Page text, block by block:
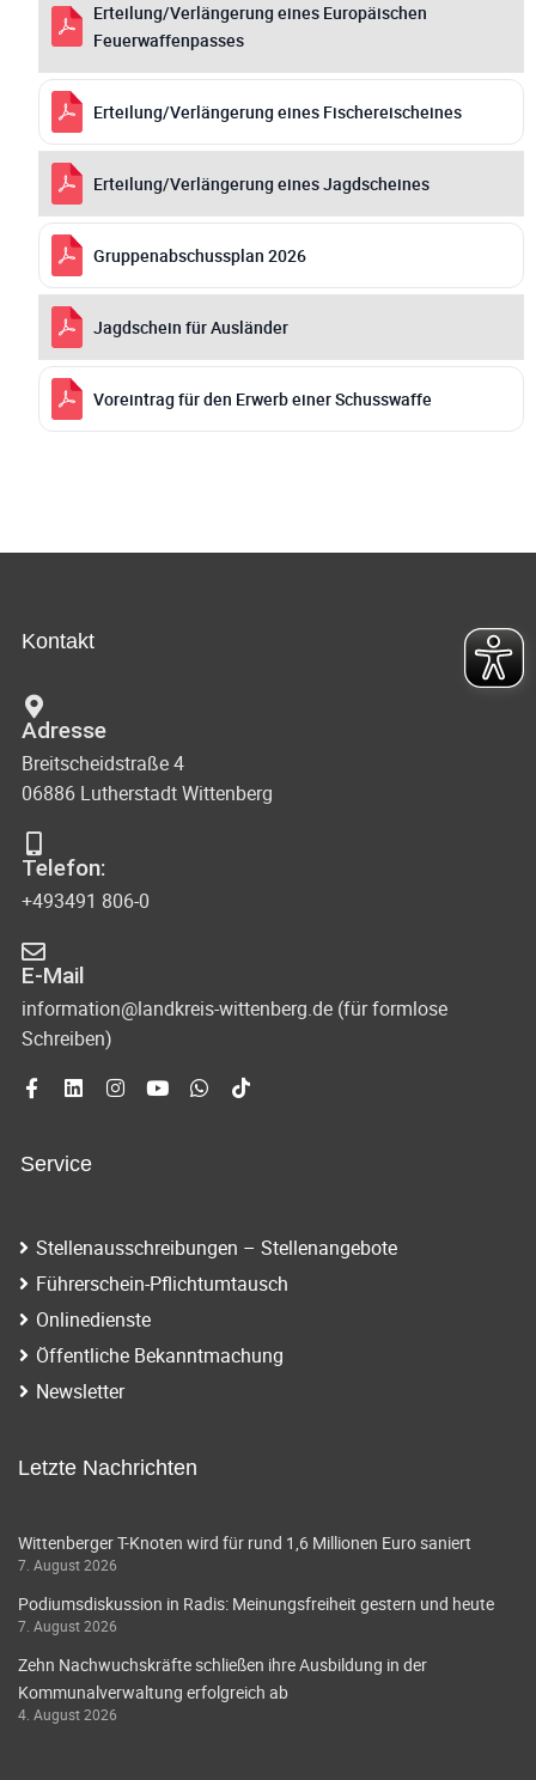
Erteilung/Verlängerung eines Europäischen
Feuerwaffenpasses
Erteilung/Verlängerung eines Fischereischeines
Erteilung/Verlängerung eines Jagdscheines
Gruppenabschussplan 2026
Jagdschein für Ausländer
Voreintrag für den Erwerb einer Schusswaffe
Kontakt
Adresse
Breitscheidstraße 4
06886 Lutherstadt Wittenberg
Telefon:
+493491 806-0
E-Mail
information@landkreis-wittenberg.de (für formlose
Schreiben)
Service
Stellenausschreibungen – Stellenangebote
Führerschein-Pflichtumtausch
Onlinedienste
Öffentliche Bekanntmachung
Newsletter
Letzte Nachrichten
Wittenberger T-Knoten wird für rund 1,6 Millionen Euro saniert
7. August 2026
Podiumsdiskussion in Radis: Meinungsfreiheit gestern und heute
7. August 2026
Zehn Nachwuchskräfte schließen ihre Ausbildung in der
Kommunalverwaltung erfolgreich ab
4. August 2026